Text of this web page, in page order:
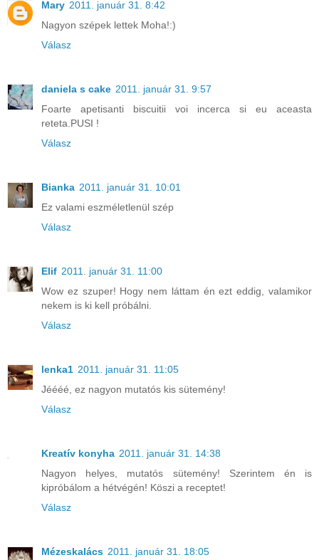
Mary 2011. január 31. 8:42
Nagyon szépek lettek Moha!:)
Válasz
daniela s cake 2011. január 31. 9:57
Foarte apetisanti biscuitii voi incerca si eu aceasta
reteta.PUSI !
Válasz
Bianka 2011. január 31. 10:01
Ez valami eszméletlenül szép
Válasz
Elif 2011. január 31. 11:00
Wow ez szuper! Hogy nem láttam én ezt eddig, valamikor
nekem is ki kell próbálni.
Válasz
lenka1 2011. január 31. 11:05
Jéééé, ez nagyon mutatós kis sütemény!
Válasz
Kreatív konyha 2011. január 31. 14:38
Nagyon helyes, mutatós sütemény! Szerintem én is
kipróbálom a hétvégén! Köszi a receptet!
Válasz
Mézeskalács 2011. január 31. 18:05